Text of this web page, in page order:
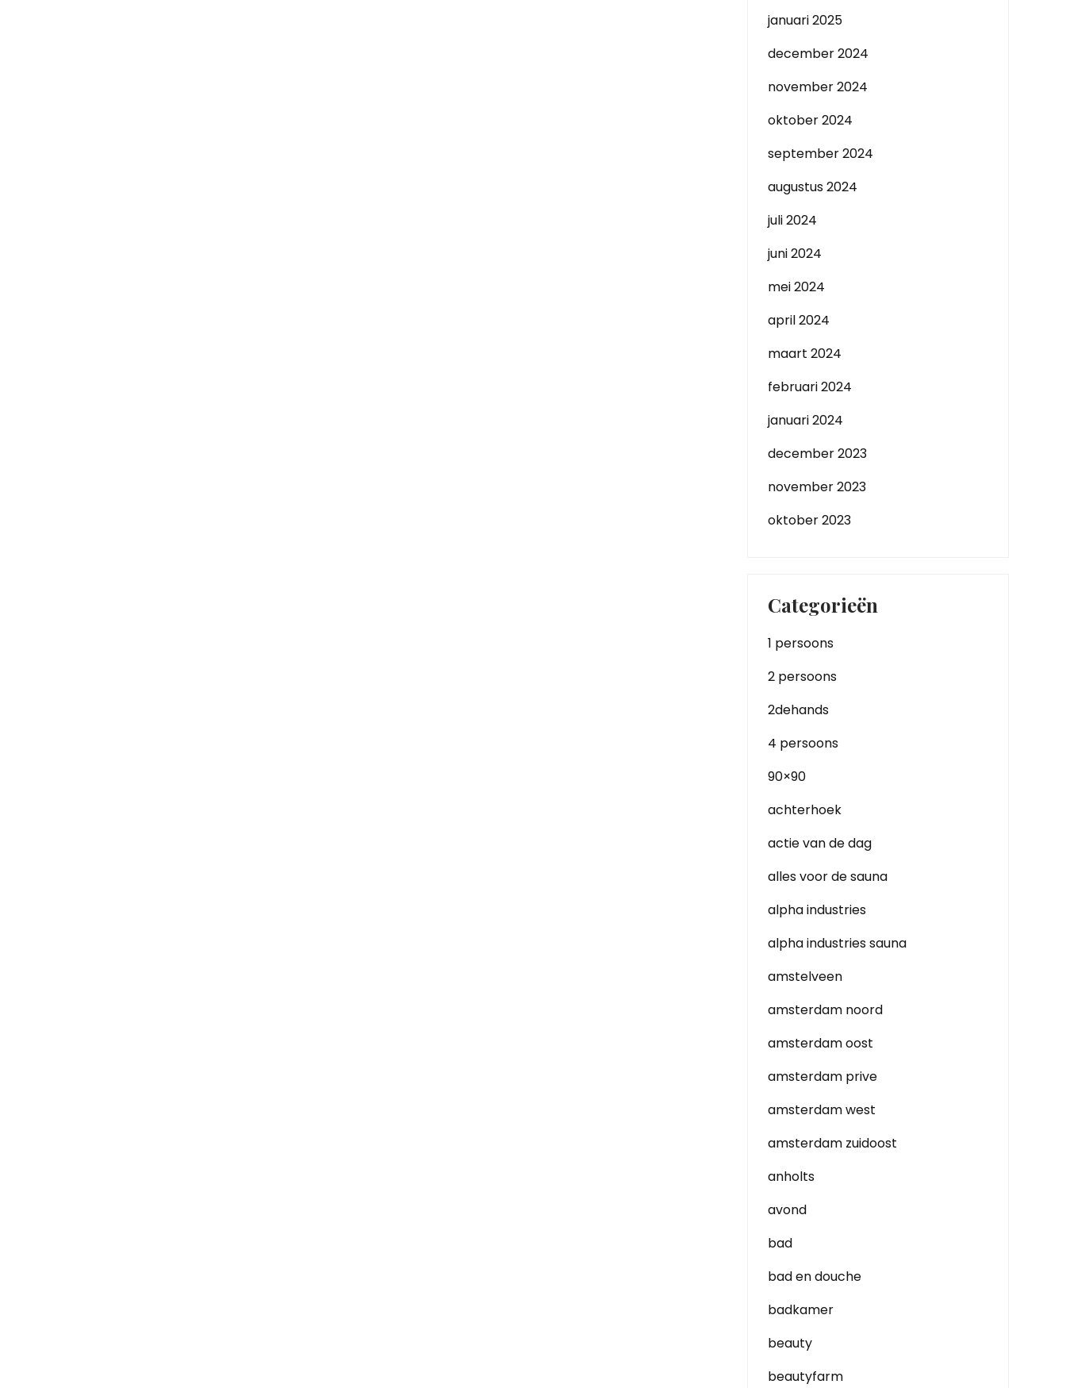
januari 2025
december 2024
november 2024
oktober 2024
september 2024
augustus 2024
juli 2024
juni 2024
mei 2024
april 2024
maart 2024
februari 2024
januari 2024
december 2023
november 2023
oktober 2023
Categorieën
1 persoons
2 persoons
2dehands
4 persoons
90×90
achterhoek
actie van de dag
alles voor de sauna
alpha industries
alpha industries sauna
amstelveen
amsterdam noord
amsterdam oost
amsterdam prive
amsterdam west
amsterdam zuidoost
anholts
avond
bad
bad en douche
badkamer
beauty
beautyfarm